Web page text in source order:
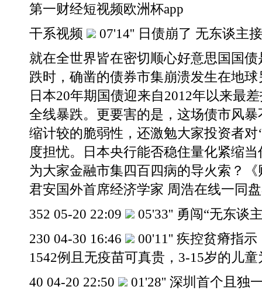
第一财经短视频欧洲杯app
干系视频
07'14'' 日债崩了 无东谈主
就在全世界皆在密切顺心好意思国国
跌时，确凿的债券市集崩溃发生在地
日本20年期国债迎来自2012年以来最
全线暴跌。更要害的是，这场债市风
缩计较的脆弱性，还激勉大家投资者对
度担忧。日本央行能否稳住量化紧缩
为大家金融市集四百四病的导火索？
君安国外首席经济学家 周浩在线一同
352 05-20 22:09
05'33'' 勇闯“无东谈
230 04-30 16:46
00'11'' 疾控贫瘠指
1542例且无疫苗可真贵，3-15岁的儿
40 04-20 22:50
01'28'' 深圳首个且独